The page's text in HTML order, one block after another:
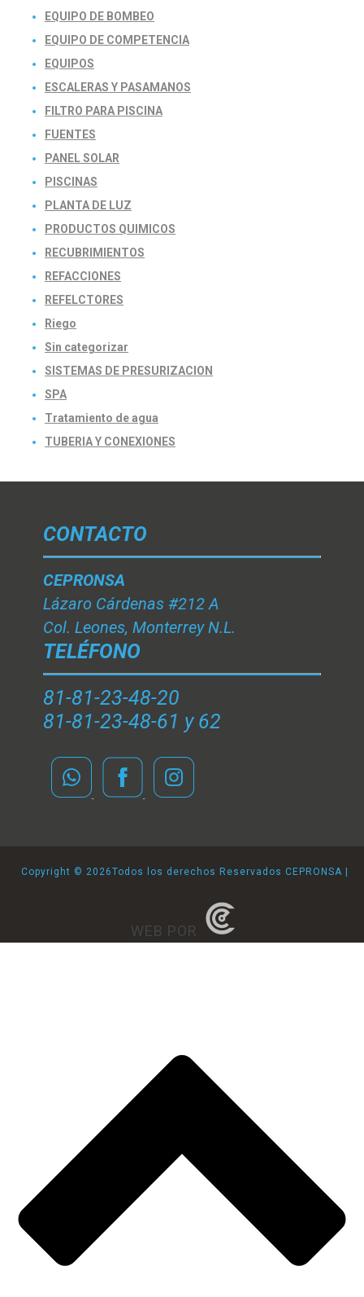
EQUIPO DE BOMBEO
EQUIPO DE COMPETENCIA
EQUIPOS
ESCALERAS Y PASAMANOS
FILTRO PARA PISCINA
FUENTES
PANEL SOLAR
PISCINAS
PLANTA DE LUZ
PRODUCTOS QUIMICOS
RECUBRIMIENTOS
REFACCIONES
REFELCTORES
Riego
Sin categorizar
SISTEMAS DE PRESURIZACION
SPA
Tratamiento de agua
TUBERIA Y CONEXIONES
CONTACTO
CEPRONSA
Lázaro Cárdenas #212 A
Col. Leones, Monterrey N.L.
TELÉFONO
81-81-23-48-20
81-81-23-48-61 y 62
Copyright © 2026Todos los derechos Reservados CEPRONSA |
WEB POR